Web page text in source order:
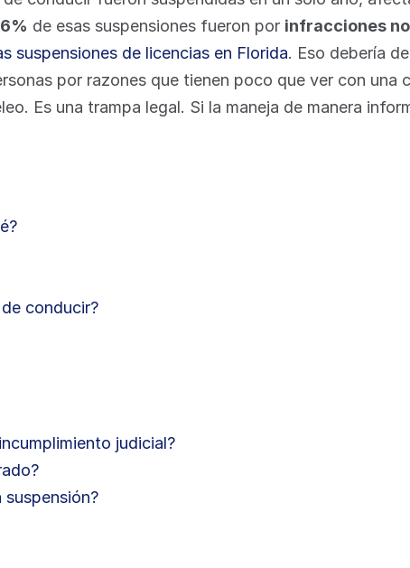
de esas suspensiones fueron por infracciones
suspensiones de licencias en Florida. Eso debería
por razones que tienen poco que ver con una
Es una trampa legal. Si la maneja de manera
conducir?
judicial?
suspensión?